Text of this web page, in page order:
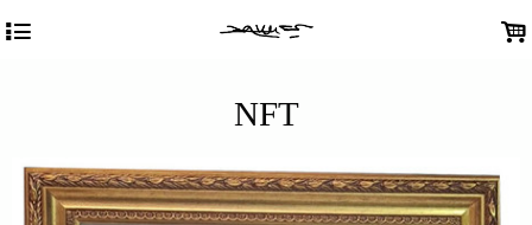
4 .
NFT